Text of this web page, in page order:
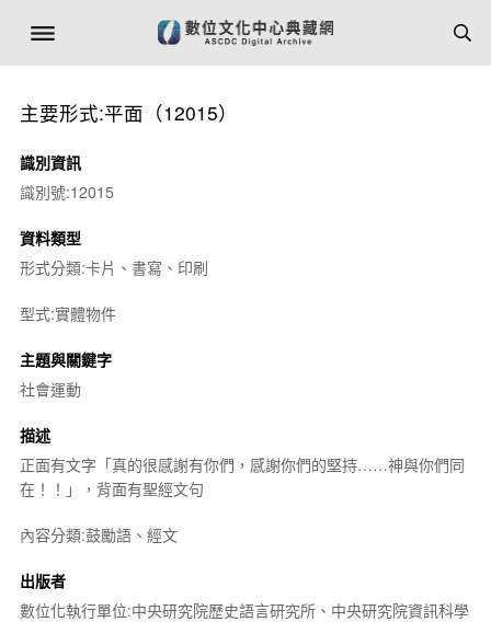
主要形式:平面（12015）
識別資訊
識別號:12015
資料類型
形式分類:卡片、書寫、印刷
型式:實體物件
主題與關鍵字
社會運動
描述
正面有文字「真的很感謝有你們，感謝你們的堅持……神與你們同
在！！」，背面有聖經文句
內容分類:鼓勵語、經文
出版者
數位化執行單位:中央研究院歷史語言研究所、中央研究院資訊科學